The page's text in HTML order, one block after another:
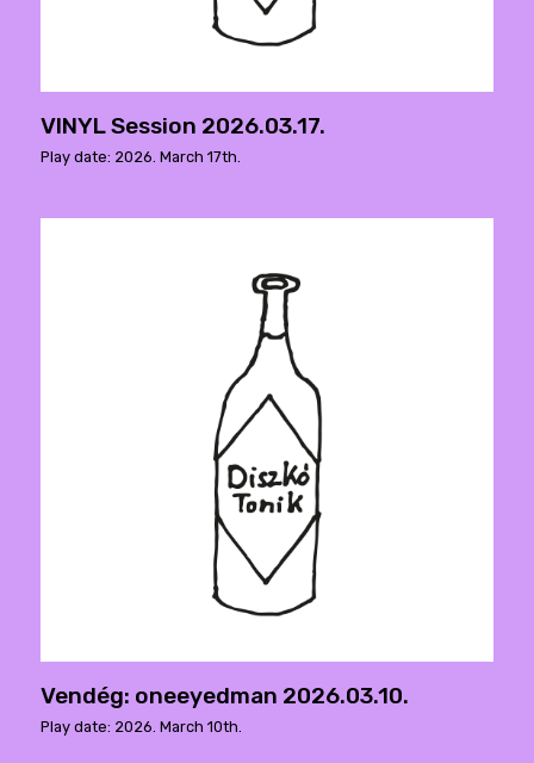
VINYL Session 2026.03.17.
Play date: 2026. March 17th.
Vendég: oneeyedman 2026.03.10.
Play date: 2026. March 10th.